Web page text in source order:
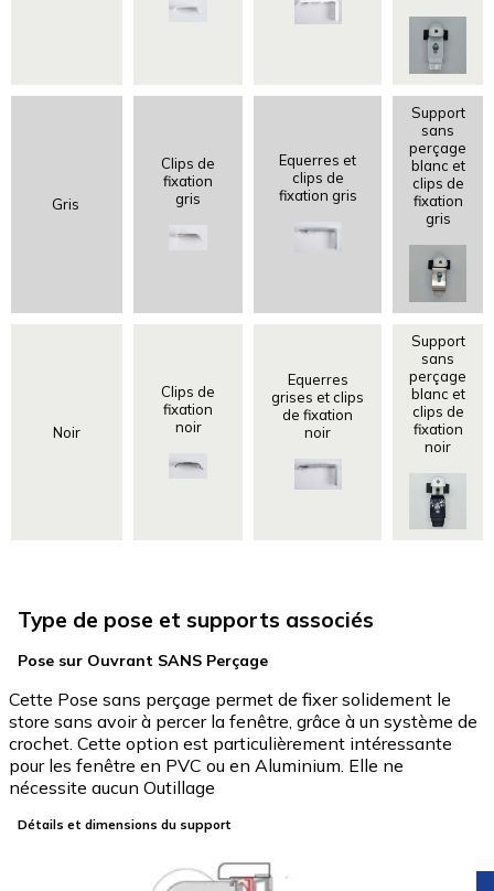
Gris
Clips de
fixation
gris
Equerres et
clips de
fixation gris
Support
sans
perçage
blanc et
clips de
fixation
gris
Noir
Clips de
fixation
noir
Equerres
grises et clips
de fixation
noir
Support
sans
perçage
blanc et
clips de
fixation
noir
Type de pose et supports associés
Pose sur Ouvrant SANS Perçage
Cette Pose sans perçage permet de fixer solidement le
store sans avoir à percer la fenêtre, grâce à un système de
crochet. Cette option est particulièrement intéressante
pour les fenêtre en PVC ou en Aluminium. Elle ne
nécessite aucun Outillage
Détails et dimensions du support